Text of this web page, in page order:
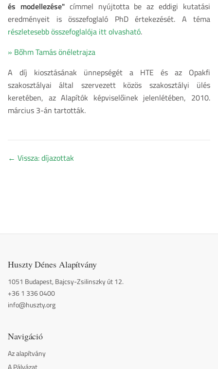
és modellezése" címmel nyújtotta be az eddigi kutatási
eredményeit is összefoglaló PhD értekezését. A téma
részletesebb összefoglalója itt olvasható.
» Bőhm Tamás önéletrajza
A díj kiosztásának ünnepségét a HTE és az Opakfi
szakosztályai által szervezett közös szakosztályi ülés
keretében, az Alapítók képviselőinek jelenlétében, 2010.
március 3-án tartották.
← Vissza: díjazottak
Huszty Dénes Alapítvány
1051 Budapest, Bajcsy-Zsilinszky út 12.
+36 1 336 0400
info@huszty.org
Navigáció
Az alapítvány
A Pályázat